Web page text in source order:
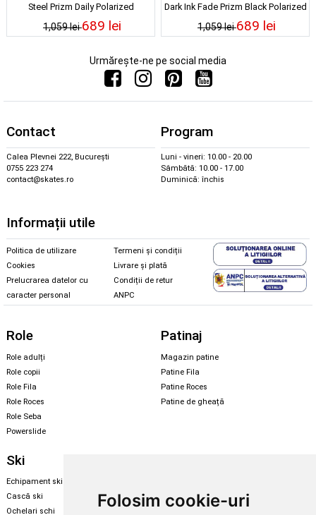
Folosim cookie-uri
Steel Prizm Daily Polarized
1,059 lei689 lei
Dark Ink Fade Prizm Black Polarized
1,059 lei689 lei
Urmărește-ne pe social media
Contact
Calea Plevnei 222, București
0755 223 274
contact@skates.ro
Program
Luni - vineri: 10.00 - 20.00
Sâmbătă: 10.00 - 17.00
Duminică: închis
Informații utile
Politica de utilizare
Cookies
Prelucrarea datelor cu
caracter personal
Termeni și condiții
Livrare și plată
Condiții de retur
ANPC
Role
Role adulți
Role copii
Role Fila
Role Roces
Role Seba
Powerslide
Patinaj
Magazin patine
Patine Fila
Patine Roces
Patine de gheață
Ski
Echipament ski
Cască ski
Ochelari schi
Echipament snowboard